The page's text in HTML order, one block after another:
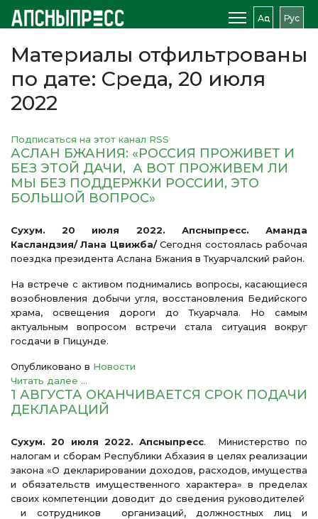
Аԥс Рус
Материалы отфильтрованы
по дате: Среда, 20 июля
2022
Подписаться на этот канал RSS
АСЛАН БЖАНИЯ: «РОССИЯ ПРОЖИВЕТ И
БЕЗ ЭТОЙ ДАЧИ, А ВОТ ПРОЖИВЕМ ЛИ
МЫ БЕЗ ПОДДЕРЖКИ РОССИИ, ЭТО
БОЛЬШОЙ ВОПРОС»
Сухум. 20 июля 2022. Апсныпресс. Аманда
Касландзия/ Лана Цвижба/Сегодня состоялась рабочая
поездка президента Аслана Бжания в Ткуарчалский район.
На встрече с активом поднимались вопросы, касающиеся
возобновления добычи угля, восстановления Бедийского
храма, освещения дороги до Ткуарчала. Но самым
актуальным вопросом встречи стала ситуация вокруг
госдачи в Пицунде.
Опубликовано в Новости
Читать далее ...
1 АВГУСТА ОКАНЧИВАЕТСЯ СРОК ПОДАЧИ
ДЕКЛАРАЦИЙ
Сухум. 20 июля 2022. Апсныпресс. Министерство по
налогам и сборам Республики Абхазия в целях реализации
закона «О декларировании доходов, расходов, имущества
и обязательств имущественного характера» в пределах
своих компетенции доводит до сведения руководителей
и сотрудников организаций, должностных лиц и